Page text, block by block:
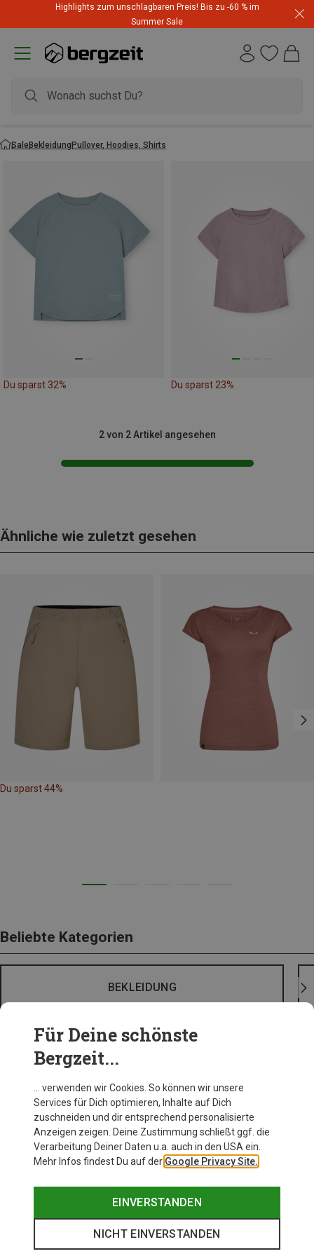
Highlights zum unschlagbaren Preis! Bis zu -60 % im
Summer Sale
SaleBekleidungPullover, Hoodies, Shirts
Du sparst 32% Du sparst 23%
2 von 2 Artikel angesehen
Ähnliche wie zuletzt gesehen
Du sparst 44%
Beliebte Kategorien
BEKLEIDUNG
Für Deine schönste
Bergzeit...
… verwenden wir Cookies. So können wir unsere
Services für Dich optimieren, Inhalte auf Dich
zuschneiden und dir entsprechend personalisierte
Anzeigen zeigen. Deine Zustimmung schließt ggf. die
Verarbeitung Deiner Daten u.a. auch in den USA ein.
Mehr Infos findest Du auf der Google Privacy Site.
EINVERSTANDEN
NICHT EINVERSTANDEN